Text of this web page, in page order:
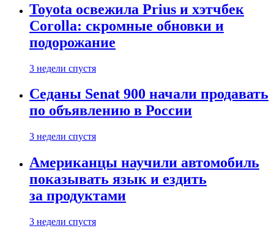
Toyota освежила Prius и хэтчбек
Corolla: скромные обновки и
подорожание
3 недели спустя
Седаны Senat 900 начали продавать
по объявлению в России
3 недели спустя
Американцы научили автомобиль
показывать язык и ездить
за продуктами
3 недели спустя